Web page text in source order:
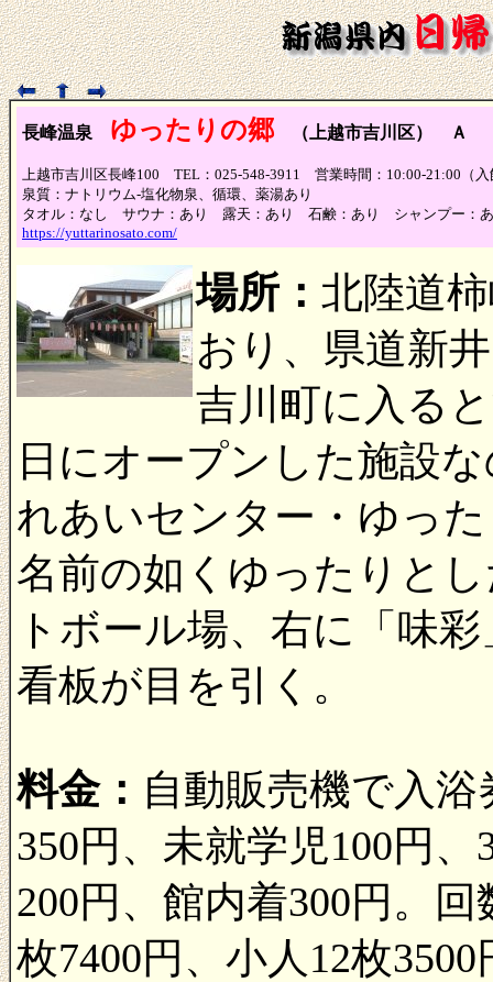
長峰温泉 ゆったりの郷 （上越市吉川区） Ａ
上越市吉川区長峰100 TEL：025-548-3911 営業時間：10:00-21:00（
泉質：ナトリウム-塩化物泉、循環、薬湯あり
タオル：なし サウナ：あり 露天：あり 石鹸：あり シャンプー：
https://yuttarinosato.com/
場所： 北陸道
おり、県道新
吉川町に入る
日にオープンした施設
れあいセンター・ゆっ
名前の如くゆったりと
トボール場、右に「味
看板が目を引く。
料金： 自動販売機で入
350円、未就学児100円
200円、館内着300円。
枚7400円、小人12枚3500